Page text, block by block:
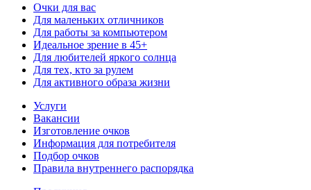
Очки для вас
Для маленьких отличников
Для работы за компьютером
Идеальное зрение в 45+
Для любителей яркого солнца
Для тех, кто за рулем
Для активного образа жизни
Услуги
Вакансии
Изготовление очков
Информация для потребителя
Подбор очков
Правила внутреннего распорядка